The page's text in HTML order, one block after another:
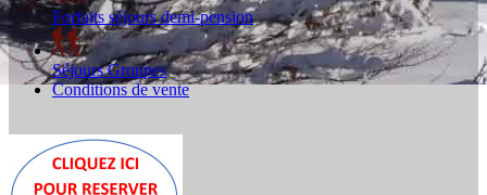
Forfaits séjours demi-pension
Séjours Groupes
Conditions de vente